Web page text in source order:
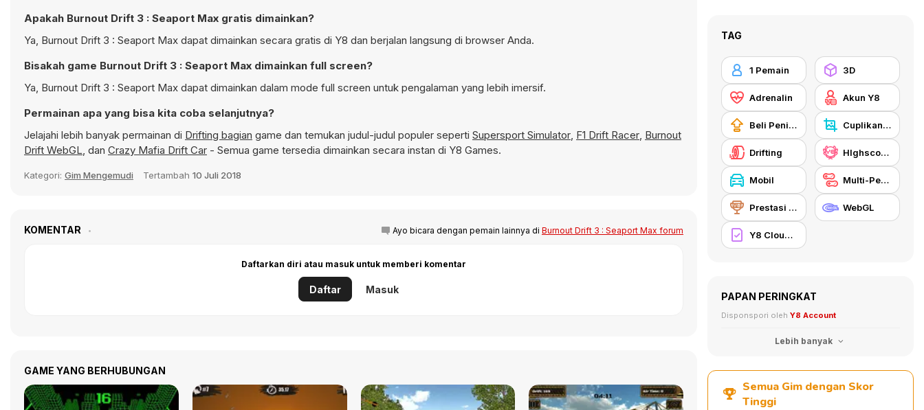
Apakah Burnout Drift 3 : Seaport Max gratis dimainkan?
Ya, Burnout Drift 3 : Seaport Max dapat dimainkan secara gratis di Y8 dan berjalan langsung di browser Anda.
Bisakah game Burnout Drift 3 : Seaport Max dimainkan full screen?
Ya, Burnout Drift 3 : Seaport Max dapat dimainkan dalam mode full screen untuk pengalaman yang lebih imersif.
Permainan apa yang bisa kita coba selanjutnya?
Jelajahi lebih banyak permainan di Drifting bagian game dan temukan judul-judul populer seperti Supersport Simulator, F1 Drift Racer, Burnout
Drift WebGL, dan Crazy Mafia Drift Car - Semua game tersedia dimainkan secara instan di Y8 Games.
Kategori: Gim Mengemudi Tertambah 10 Juli 2018
KOMENTAR Ayo bicara dengan pemain lainnya di Burnout Drift 3 : Seaport Max forum
Daftarkan diri atau masuk untuk memberi komentar
Daftar Masuk
GAME YANG BERHUBUNGAN
TAG
1 Pemain 3D
Adrenalin Akun Y8
Beli Peningkat Peralatan Cuplikan Layar Y8
Drifting HIghscore Y8
Mobil Multi-Pemain
Prestasi Y8 WebGL
Y8 Cloud Save
PAPAN PERINGKAT
Disponspori oleh Y8 Account
Lebih banyak
Semua Gim dengan Skor
Tinggi